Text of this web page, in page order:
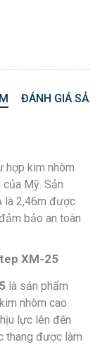
ĐÁNH GIÁ
hợp kim nhôm
Mỹ. Sản
là 2,46m được
bảo an toàn
XM-25
là sản phẩm
nhôm cao
lực lên đến
thang được làm